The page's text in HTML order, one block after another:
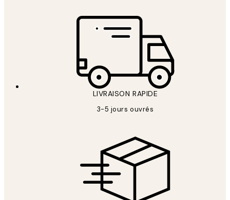
LIVRAISON RAPIDE
3-5 jours ouvrés